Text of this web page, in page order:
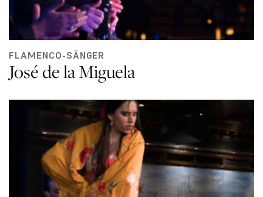
FLAMENCO-SÄNGER
José de la Miguela